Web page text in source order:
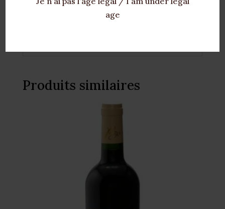
age
Domaine HVE3 (Haute
Produits similaires